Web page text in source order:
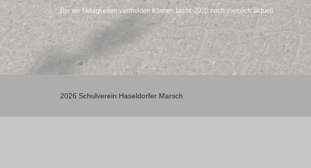
Bis wir Neuigkeiten vermelden können bleibt 2020 noch ziemlich aktuell.
2026 Schulverein Haseldorfer Marsch